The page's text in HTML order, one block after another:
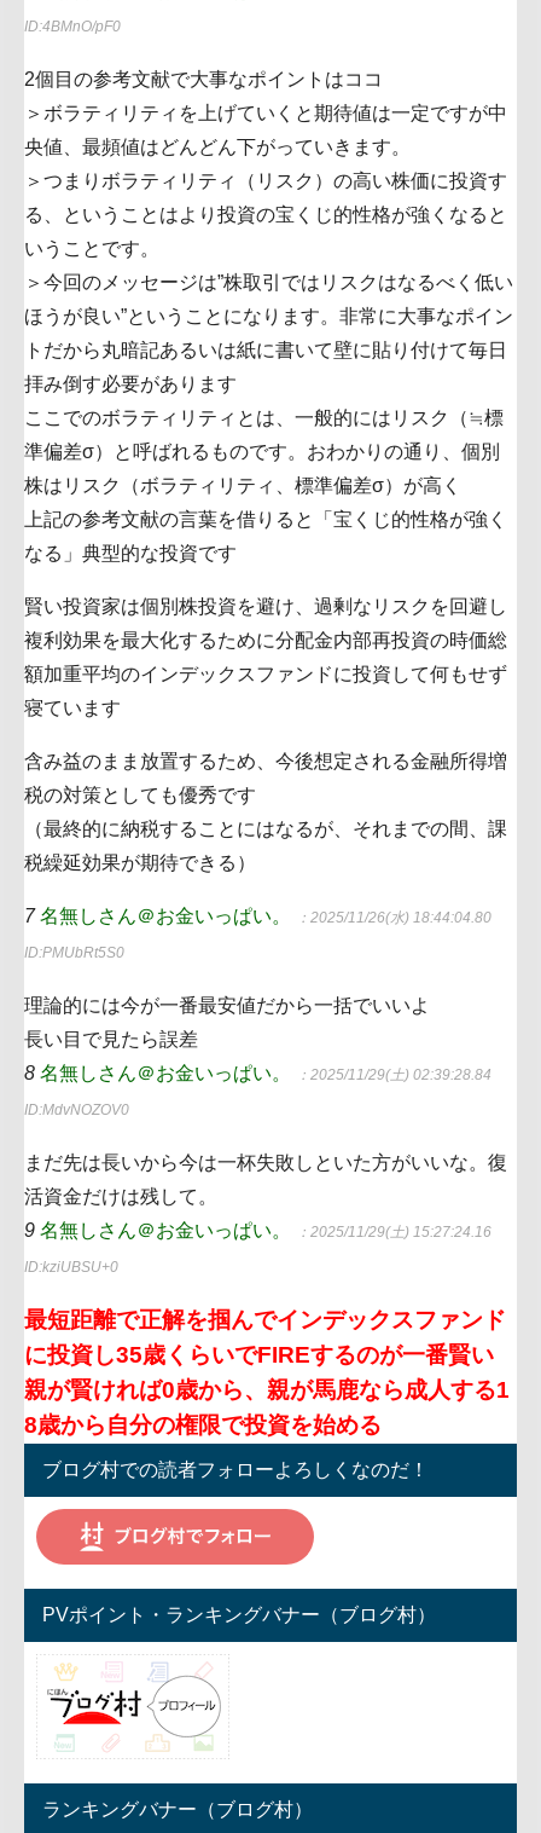
ID:4BMnO/pF0
2個目の参考文献で大事なポイントはココ
＞ボラティリティを上げていくと期待値は一定ですが中
央値、最頻値はどんどん下がっていきます。
＞つまりボラティリティ（リスク）の高い株価に投資す
る、ということはより投資の宝くじ的性格が強くなると
いうことです。
＞今回のメッセージは”株取引ではリスクはなるべく低い
ほうが良い”ということになります。非常に大事なポイン
トだから丸暗記あるいは紙に書いて壁に貼り付けて毎日
拝み倒す必要があります
ここでのボラティリティとは、一般的にはリスク（≒標
準偏差σ）と呼ばれるものです。おわかりの通り、個別
株はリスク（ボラティリティ、標準偏差σ）が高く
上記の参考文献の言葉を借りると「宝くじ的性格が強く
なる」典型的な投資です
賢い投資家は個別株投資を避け、過剰なリスクを回避し
複利効果を最大化するために分配金内部再投資の時価総
額加重平均のインデックスファンドに投資して何もせず
寝ています
含み益のまま放置するため、今後想定される金融所得増
税の対策としても優秀です
（最終的に納税することにはなるが、それまでの間、課
税繰延効果が期待できる）
7 名無しさん＠お金いっぱい。 ：2025/11/26(水) 18:44:04.80
ID:PMUbRt5S0
理論的には今が一番最安値だから一括でいいよ
長い目で見たら誤差
8 名無しさん＠お金いっぱい。 ：2025/11/29(土) 02:39:28.84
ID:MdvNOZOV0
まだ先は長いから今は一杯失敗しといた方がいいな。復
活資金だけは残して。
9 名無しさん＠お金いっぱい。 ：2025/11/29(土) 15:27:24.16
ID:kziUBSU+0
最短距離で正解を掴んでインデックスファンド
に投資し35歳くらいでFIREするのが一番賢い
親が賢ければ0歳から、親が馬鹿なら成人する1
8歳から自分の権限で投資を始める
ブログ村での読者フォローよろしくなのだ！
PVポイント・ランキングバナー（ブログ村）
ランキングバナー（ブログ村）